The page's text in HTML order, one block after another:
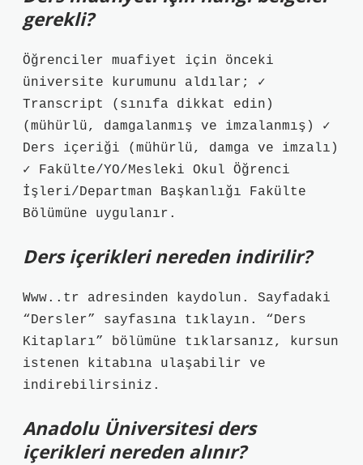
gerekli?
Öğrenciler muafiyet için önceki
üniversite kurumunu aldılar; ✓
Transcript (sınıfa dikkat edin)
(mühürlü, damgalanmış ve imzalanmış) ✓
Ders içeriği (mühürlü, damga ve imzalı)
✓ Fakülte/YO/Mesleki Okul Öğrenci
İşleri/Departman Başkanlığı Fakülte
Bölümüne uygulanır.
Ders içerikleri nereden indirilir?
Www..tr adresinden kaydolun. Sayfadaki
“Dersler” sayfasına tıklayın. “Ders
Kitapları” bölümüne tıklarsanız, kursun
istenen kitabına ulaşabilir ve
indirebilirsiniz.
Anadolu Üniversitesi ders
içerikleri nereden alınır?